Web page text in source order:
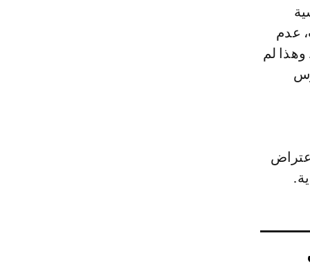
عدم
وهذا لم